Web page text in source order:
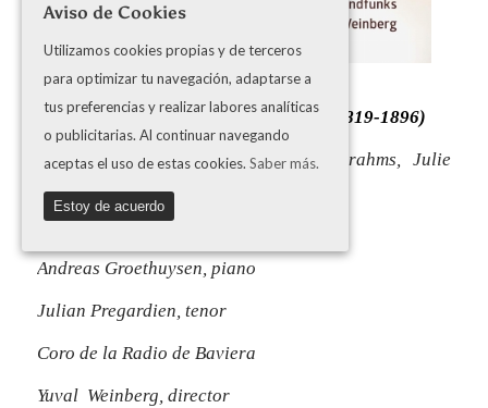
“Love?”
HOMENAJE A CLARA SCHUMANN (1819-1896)
Obras de Clara Schumann, Johannes Brahms, Julie
Yaara Tal, piano
Andreas Groethuysen, piano
Julian Pregardien, tenor
Coro de la Radio de Baviera
Yuval Weinberg, director
Aviso de Cookies
Utilizamos cookies propias y de terceros
para optimizar tu navegación, adaptarse a
tus preferencias y realizar labores analíticas
o publicitarias. Al continuar navegando
aceptas el uso de estas cookies. Saber más.
Estoy de acuerdo